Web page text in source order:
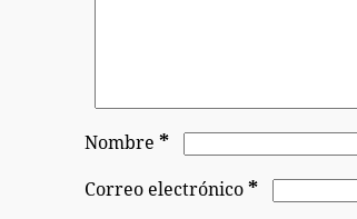
Nombre*
Correo electrónico*